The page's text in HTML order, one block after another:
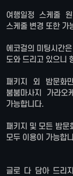
여행일정 스케줄
스케줄 변경 또한 가
에코걸의 미팅시간
도와 드리고 있으니
패키지 외 밤문화
붐붐마사지 가라
가능합니다.
패키지 및 모든 밤문
모두 이용이 가능합
글로 다 담아 드리